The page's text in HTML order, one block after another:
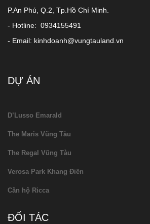
P.An Phú, Q.2, Tp.Hồ Chí Minh.
- Hotline: 0934155491
- Email: kinhdoanh@vungtauland.vn
DỰ ÁN
D’Lusso Emarald
The Maris Vũng Tàu
The Regal Vũng Tàu
Verosa Park Khang Điền
Căn hộ Ricca
ĐỐI TÁC